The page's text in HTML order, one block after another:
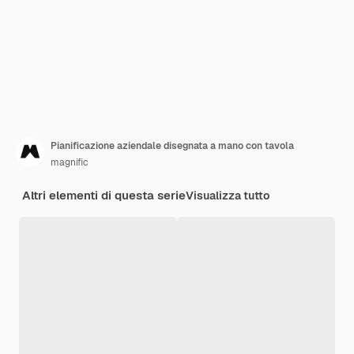
Pianificazione aziendale disegnata a mano con tavola
magnific
Altri elementi di questa serieVisualizza tutto